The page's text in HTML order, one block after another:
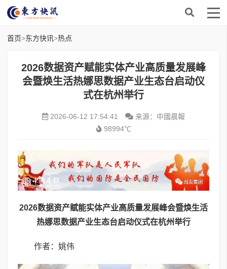
首页>东方快讯>热点
2026数据资产赋能实体产业高质量发展峰
会暨焕生活热娜思数据产业生态台启动仪
式在杭州举行
2026-06-12 17:54:41
来源：中國晨報
98994℃
2026数据资产赋能实体产业高质量发展峰会暨焕生活
热娜思数据产业生态台启动仪式在杭州举行
作者：姚伟